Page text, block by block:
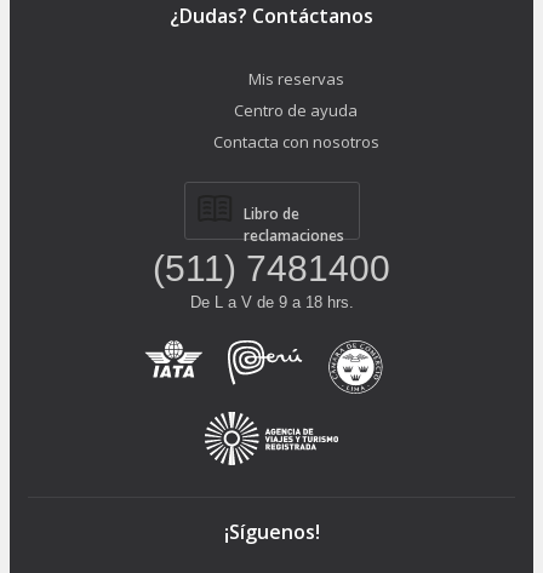
¿Dudas? Contáctanos
Mis reservas
Centro de ayuda
Contacta con nosotros
Libro de
reclamaciones
(511) 7481400
De L a V de 9 a 18 hrs.
¡Síguenos!